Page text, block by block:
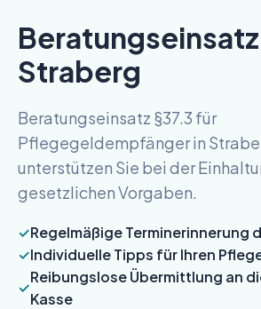
Beratungseinsatz
Straberg
Beratungseinsatz §37.3 für
Pflegegeldempfänger in
unterstützen Sie bei der
gesetzlichen Vorgaben.
Regelmäßige Terminerinnerung
Individuelle Tipps für Ihren
Reibungslose Übermittlung an
Kasse